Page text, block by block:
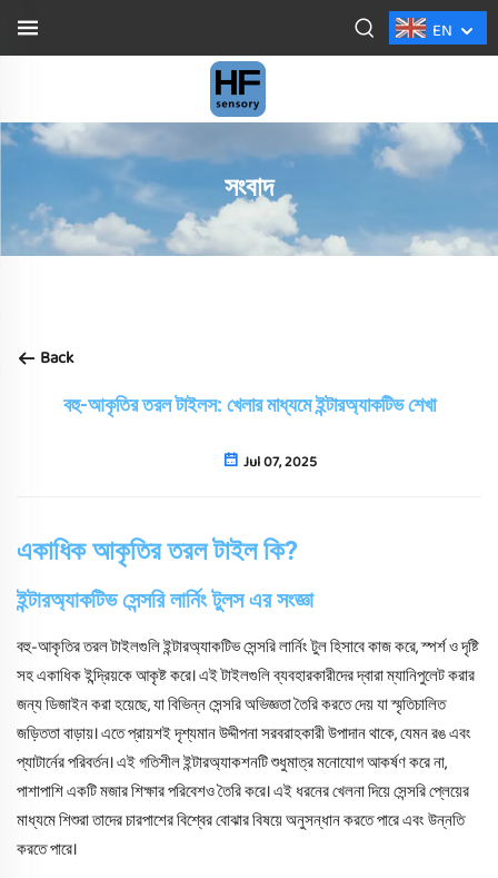
EN
সংবাদ
Back
বহু-আকৃতির তরল টাইলস: খেলার মাধ্যমে ইন্টারঅ্যাকটিভ শেখা
Jul 07, 2025
একাধিক আকৃতির তরল টাইল কি?
ইন্টারঅ্যাকটিভ সেন্সরি লার্নিং টুলস এর সংজ্ঞা
বহু-আকৃতির তরল টাইলগুলি ইন্টারঅ্যাকটিভ সেন্সরি লার্নিং টুল হিসাবে কাজ করে, স্পর্শ ও দৃষ্টি
সহ একাধিক ইন্দ্রিয়কে আকৃষ্ট করে। এই টাইলগুলি ব্যবহারকারীদের দ্বারা ম্যানিপুলেট করার
জন্য ডিজাইন করা হয়েছে, যা বিভিন্ন সেন্সরি অভিজ্ঞতা তৈরি করতে দেয় যা স্মৃতিচালিত
জড়িততা বাড়ায়। এতে প্রায়শই দৃশ্যমান উদ্দীপনা সরবরাহকারী উপাদান থাকে, যেমন রঙ এবং
প্যাটার্নের পরিবর্তন। এই গতিশীল ইন্টারঅ্যাকশনটি শুধুমাত্র মনোযোগ আকর্ষণ করে না,
পাশাপাশি একটি মজার শিক্ষার পরিবেশও তৈরি করে। এই ধরনের খেলনা দিয়ে সেন্সরি প্লেয়ের
মাধ্যমে শিশুরা তাদের চারপাশের বিশ্বের বোঝার বিষয়ে অনুসন্ধান করতে পারে এবং উন্নতি
করতে পারে।